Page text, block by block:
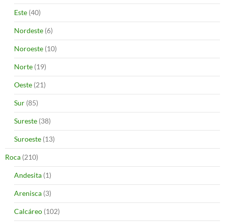
Este (40)
Nordeste (6)
Noroeste (10)
Norte (19)
Oeste (21)
Sur (85)
Sureste (38)
Suroeste (13)
Roca (210)
Andesita (1)
Arenisca (3)
Calcáreo (102)